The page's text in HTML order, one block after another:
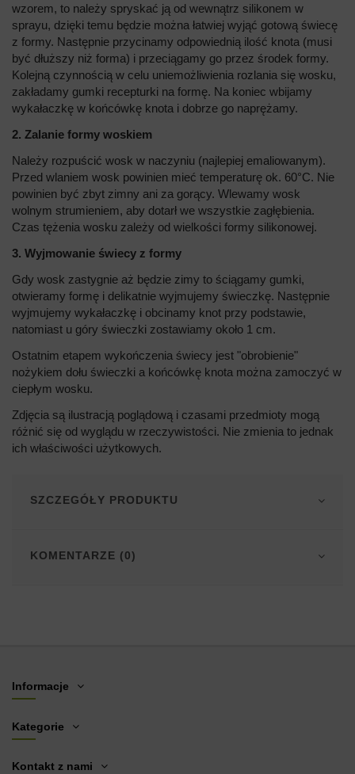
wzorem, to należy spryskać ją od wewnątrz silikonem w
sprayu, dzięki temu będzie można łatwiej wyjąć gotową świecę
z formy. Następnie przycinamy odpowiednią ilość knota (musi
być dłuższy niż forma) i przeciągamy go przez środek formy.
Kolejną czynnością w celu uniemożliwienia rozlania się wosku,
zakładamy gumki recepturki na formę. Na koniec wbijamy
wykałaczkę w końcówkę knota i dobrze go naprężamy.
2. Zalanie formy woskiem
Należy rozpuścić wosk w naczyniu (najlepiej emaliowanym).
Przed wlaniem wosk powinien mieć temperaturę ok. 60°C. Nie
powinien być zbyt zimny ani za gorący. Wlewamy wosk
wolnym strumieniem, aby dotarł we wszystkie zagłębienia.
Czas tężenia wosku zależy od wielkości formy silikonowej.
3. Wyjmowanie świecy z formy
Gdy wosk zastygnie aż będzie zimy to ściągamy gumki,
otwieramy formę i delikatnie wyjmujemy świeczkę. Następnie
wyjmujemy wykałaczkę i obcinamy knot przy podstawie,
natomiast u góry świeczki zostawiamy około 1 cm.
Ostatnim etapem wykończenia świecy jest "obrobienie"
nożykiem dołu świeczki a końcówkę knota można zamoczyć w
ciepłym wosku.
Zdjęcia są ilustracją poglądową i czasami przedmioty mogą
różnić się od wyglądu w rzeczywistości. Nie zmienia to jednak
ich właściwości użytkowych.
SZCZEGÓŁY PRODUKTU
KOMENTARZE (0)
Informacje
Kategorie
Kontakt z nami